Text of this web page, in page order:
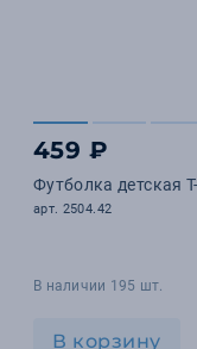
459 ₽
Футболка детская
арт. 2504.42
В наличии 195 шт.
В корзину